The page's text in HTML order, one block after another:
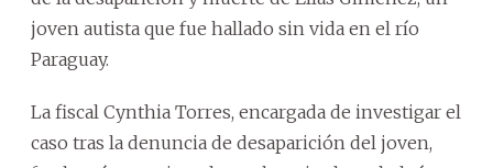
joven autista que fue hallado sin vida en el río
Paraguay.
La fiscal Cynthia Torres, encargada de investigar el
caso tras la denuncia de desaparición del joven,